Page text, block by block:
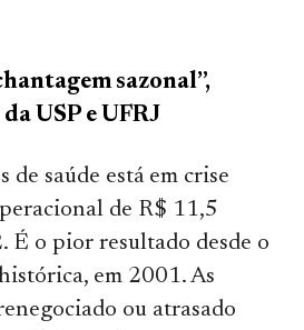
sazonal”,
USP e UFRJ
de saúde está em crise
de R$ 11,5
É o pior resultado desde o
em 2001. As
ou atrasado